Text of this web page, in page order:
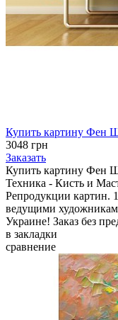
Купить картину Фен
3048 грн
Заказать
Купить картину Фен
Техника - Кисть и
Репродукции картин.
ведущими
Украине! Заказ без
в закладки
сравнение